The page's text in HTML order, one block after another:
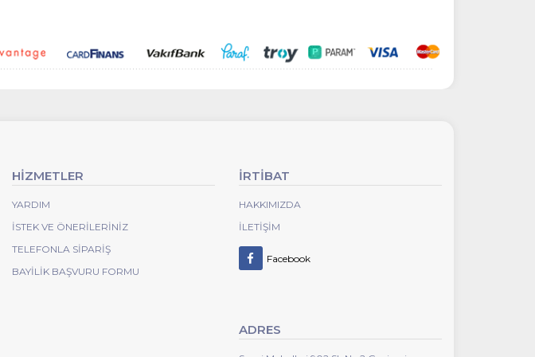
HİZMETLER
YARDIM
İSTEK VE ÖNERILERINIZ
TELEFONLA SIPARIŞ
BAYILIK BAŞVURU FORMU
İRTİBAT
HAKKIMIZDA
İLETIŞIM
Facebook
ADRES